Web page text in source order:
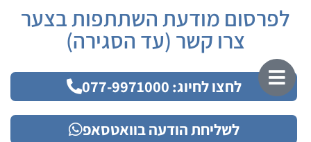
לפרסום מודעת השתתפות בצער
צרו קשר (עד הסגירה)
לחצו לחיוג: 077-9971000
לשליחת הודעה בוואטסאפ